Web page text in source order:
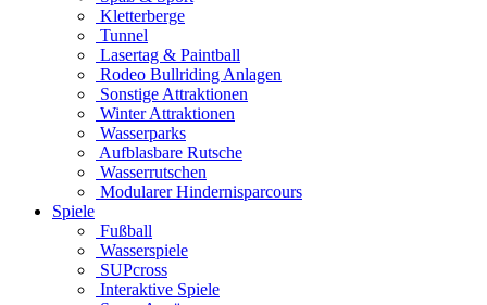
Kletterberge
Tunnel
Lasertag & Paintball
Rodeo Bullriding Anlagen
Sonstige Attraktionen
Winter Attraktionen
Wasserparks
Aufblasbare Rutsche
Wasserrutschen
Modularer Hindernisparcours
Spiele
Fußball
Wasserspiele
SUPcross
Interaktive Spiele